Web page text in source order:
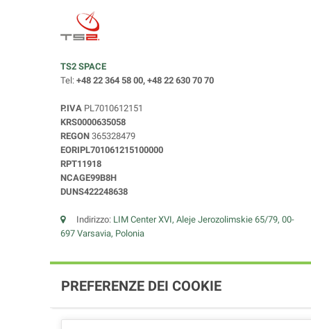
TS2 SPACE
Tel: +48 22 364 58 00, +48 22 630 70 70
P.IVA PL7010612151
KRS0000635058
REGON 365328479
EORIPL701061215100000
RPT11918
NCAGE99B8H
DUNS422248638
Indirizzo: LIM Center XVI, Aleje Jerozolimskie 65/79, 00-
697 Varsavia, Polonia
PREFERENZE DEI COOKIE